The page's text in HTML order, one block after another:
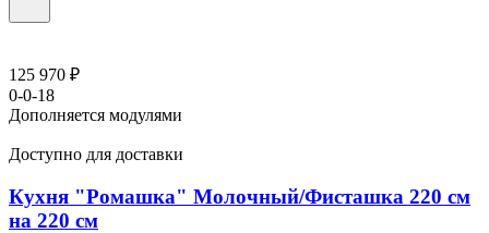
125 970 ₽
0-0-18
Дополняется модулями
Доступно для доставки
Кухня "Ромашка" Молочный/Фисташка 220 см
на 220 см